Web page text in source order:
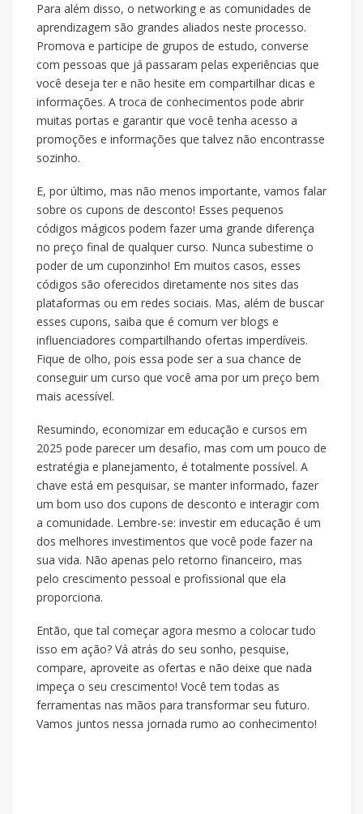
Para além disso, o networking e as comunidades de
aprendizagem são grandes aliados neste processo.
Promova e participe de grupos de estudo, converse
com pessoas que já passaram pelas experiências que
você deseja ter e não hesite em compartilhar dicas e
informações. A troca de conhecimentos pode abrir
muitas portas e garantir que você tenha acesso a
promoções e informações que talvez não encontrasse
sozinho.
E, por último, mas não menos importante, vamos falar
sobre os cupons de desconto! Esses pequenos
códigos mágicos podem fazer uma grande diferença
no preço final de qualquer curso. Nunca subestime o
poder de um cuponzinho! Em muitos casos, esses
códigos são oferecidos diretamente nos sites das
plataformas ou em redes sociais. Mas, além de buscar
esses cupons, saiba que é comum ver blogs e
influenciadores compartilhando ofertas imperdíveis.
Fique de olho, pois essa pode ser a sua chance de
conseguir um curso que você ama por um preço bem
mais acessível.
Resumindo, economizar em educação e cursos em
2025 pode parecer um desafio, mas com um pouco de
estratégia e planejamento, é totalmente possível. A
chave está em pesquisar, se manter informado, fazer
um bom uso dos cupons de desconto e interagir com
a comunidade. Lembre-se: investir em educação é um
dos melhores investimentos que você pode fazer na
sua vida. Não apenas pelo retorno financeiro, mas
pelo crescimento pessoal e profissional que ela
proporciona.
Então, que tal começar agora mesmo a colocar tudo
isso em ação? Vá atrás do seu sonho, pesquise,
compare, aproveite as ofertas e não deixe que nada
impeça o seu crescimento! Você tem todas as
ferramentas nas mãos para transformar seu futuro.
Vamos juntos nessa jornada rumo ao conhecimento!